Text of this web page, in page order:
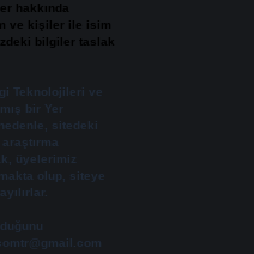
hakkında
ve kişiler ile isim
bilgiler taslak
Teknolojileri ve
bir Yer
sitedeki
üyelerimiz
olup, siteye